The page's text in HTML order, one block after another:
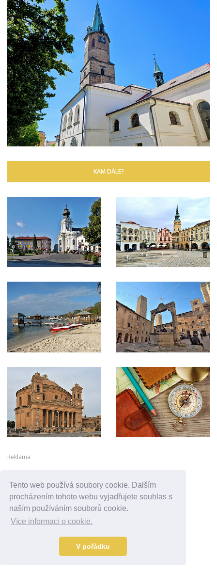
Tento web používá soubory cookie. Dalším
procházením tohoto webu vyjadřujete souhlas s
naším používáním souborů cookie.
Více informací o cookie.
V pořádku
KAM DÁLE?
Reklama